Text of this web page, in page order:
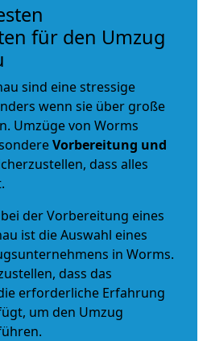
für den Umzug
sind eine stressige
wenn sie über große
Umzüge von Worms
Vorbereitung und
dass alles
der Vorbereitung eines
ist die Auswahl eines
in Worms.
dass das
erforderliche Erfahrung
um den Umzug